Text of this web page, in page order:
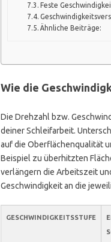
Feste
Ähnliche Beiträge:
Wie die
Die Drehzahl bzw.
deiner Schleifarbeit.
auf die Oberflächenqualität
Beispiel zu überhitzten
verlängern die Arbeitszeit
Geschwindigkeit an die
GESCHWINDIGKEITSSTUFE